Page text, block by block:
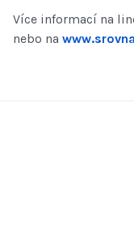
Více informací na
nebo na